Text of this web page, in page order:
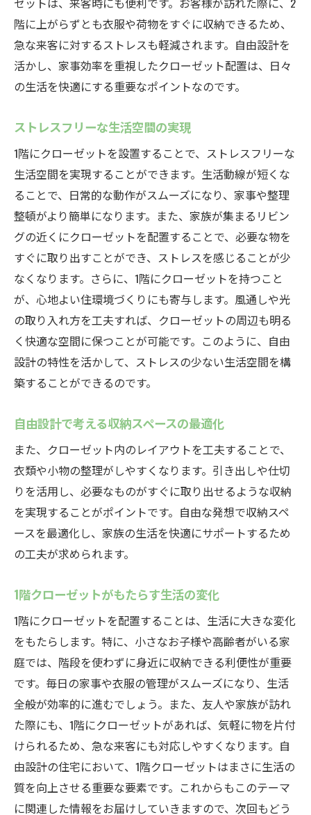
階に上がらずとも衣服や荷物をすぐに収納できるため、
急な来客に対するストレスも軽減されます。自由設計を
活かし、家事効率を重視したクローゼット配置は、日々
の生活を快適にする重要なポイントなのです。
ストレスフリーな生活空間の実現
1階にクローゼットを設置することで、ストレスフリーな
生活空間を実現することができます。生活動線が短くな
ることで、日常的な動作がスムーズになり、家事や整理
整頓がより簡単になります。また、家族が集まるリビン
グの近くにクローゼットを配置することで、必要な物を
すぐに取り出すことができ、ストレスを感じることが少
なくなります。さらに、1階にクローゼットを持つこと
が、心地よい住環境づくりにも寄与します。風通しや光
の取り入れ方を工夫すれば、クローゼットの周辺も明る
く快適な空間に保つことが可能です。このように、自由
設計の特性を活かして、ストレスの少ない生活空間を構
築することができるのです。
自由設計で考える収納スペースの最適化
また、クローゼット内のレイアウトを工夫することで、
衣類や小物の整理がしやすくなります。引き出しや仕切
りを活用し、必要なものがすぐに取り出せるような収納
を実現することがポイントです。自由な発想で収納スペ
ースを最適化し、家族の生活を快適にサポートするため
の工夫が求められます。
1階クローゼットがもたらす生活の変化
1階にクローゼットを配置することは、生活に大きな変化
をもたらします。特に、小さなお子様や高齢者がいる家
庭では、階段を使わずに身近に収納できる利便性が重要
です。毎日の家事や衣服の管理がスムーズになり、生活
全般が効率的に進むでしょう。また、友人や家族が訪れ
た際にも、1階にクローゼットがあれば、気軽に物を片付
けられるため、急な来客にも対応しやすくなります。自
由設計の住宅において、1階クローゼットはまさに生活の
質を向上させる重要な要素です。これからもこのテーマ
に関連した情報をお届けしていきますので、次回もどう